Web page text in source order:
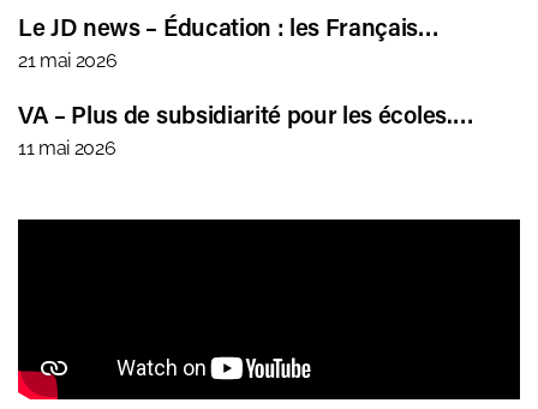
Le JD news – Éducation : les Français…
21 mai 2026
VA – Plus de subsidiarité pour les écoles.…
11 mai 2026